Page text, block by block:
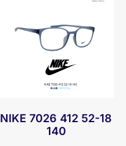
NIKE 7026 412 52-18
140